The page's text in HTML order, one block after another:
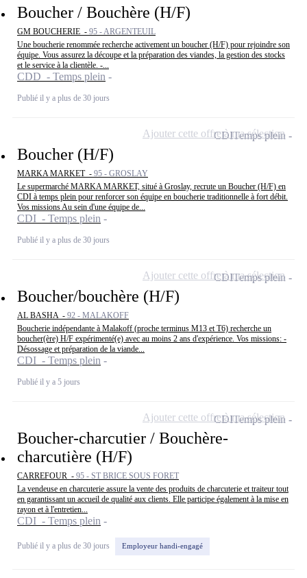
Boucher / Bouchère (H/F)
GM BOUCHERIE - 95 - ARGENTEUIL
Une boucherie renommée recherche activement un boucher (H/F) pour rejoindre son
équipe. Vous assurez la découpe et la préparation des viandes, la gestion des stocks
et le service à la clientèle. -...
CDD - Temps plein
Publié il y a plus de 30 jours
Boucher (H/F)
MARKA MARKET - 95 - GROSLAY
Le supermarché MARKA MARKET, situé à Groslay, recrute un Boucher (H/F) en
CDI à temps plein pour renforcer son équipe en boucherie traditionnelle à fort débit.
Vos missions Au sein d'une équipe de...
CDI - Temps plein
Publié il y a plus de 30 jours
CDITemps plein
Ajouter cette offre à ma sélection
Boucher/bouchère (H/F)
AL BASHA - 92 - MALAKOFF
Boucherie indépendante à Malakoff (proche terminus M13 et T6) recherche un
boucher(ère) H/F expérimenté(e) avec au moins 2 ans d'expérience. Vos missions: -
Désossage et préparation de la viande...
CDI - Temps plein
Publié il y a 5 jours
CDITemps plein
Ajouter cette offre à ma sélection
Boucher-charcutier / Bouchère-
charcutière (H/F)
CARREFOUR - 95 - ST BRICE SOUS FORET
La vendeuse en charcuterie assure la vente des produits de charcuterie et traiteur tout
en garantissant un accueil de qualité aux clients. Elle participe également à la mise en
rayon et à l'entretien...
CDI - Temps plein
Publié il y a plus de 30 jours Employeur handi-engagé
CDITemps plein
Ajouter cette offre à ma sélection